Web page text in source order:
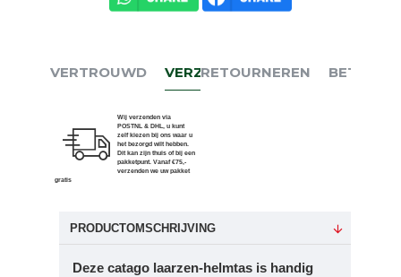
VERTROUWD VERZENDEN
Wij verzenden via
POSTNL & DHL, u kunt
zelf kiezen bij ons waar u
het bezorgd wilt hebben.
Dit kan zijn thuis of bij een
pakketpunt. Vanaf €75,-
verzenden we uw pakket
gratis
RETOURNEREN BETALEN
PRODUCTOMSCHRIJVING
Deze catago laarzen-helmtas is handig